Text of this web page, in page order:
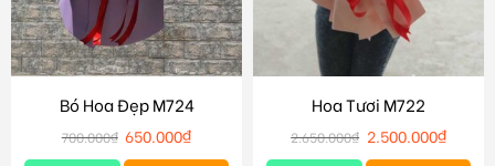
Bó Hoa Đẹp M724
700.000₫ 650.000₫
Hoa Tươi M722
2.650.000₫ 2.500.000₫